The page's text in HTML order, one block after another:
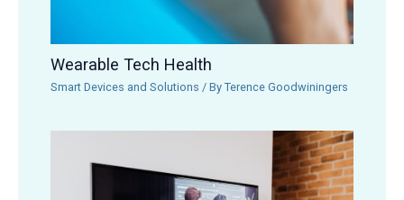
Wearable Tech Health
Smart Devices and Solutions / ByTerence Goodwiningers